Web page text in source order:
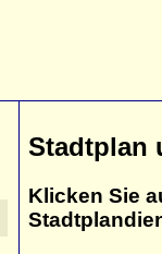
Stadtplan
Klicken Sie